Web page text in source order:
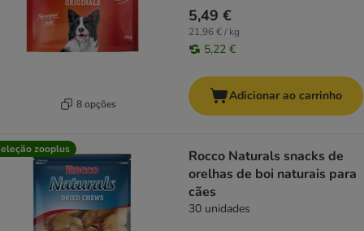
8 opções
5,49 €
21,96 € / kg
5,22 €
Adicionar ao carrinho
zooplus
Rocco Naturals snacks de
orelhas de boi naturais para
cães
30 unidades